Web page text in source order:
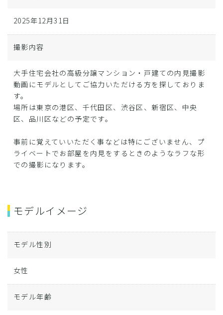
2025年12月31日
撮影内容
大手住宅会社の高級分譲マンション・戸建ての内見撮影
動画にモデルとしてご協力いただける方を探しておりま
す。
場所は東京の港区、千代田区、渋谷区、新宿区、中央
区、品川区などの予定です。
事前に覚えていいただく事などは特にございません、プ
ライベートでお部屋を内見をするときのようなラフな形
での撮影になります。
モデルイメージ
モデル性別
女性
モデル年齢